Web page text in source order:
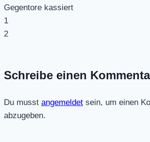
Gegentore kassiert
1
2
Schreibe einen
Du musst angemeldet sein, um einen
abzugeben.